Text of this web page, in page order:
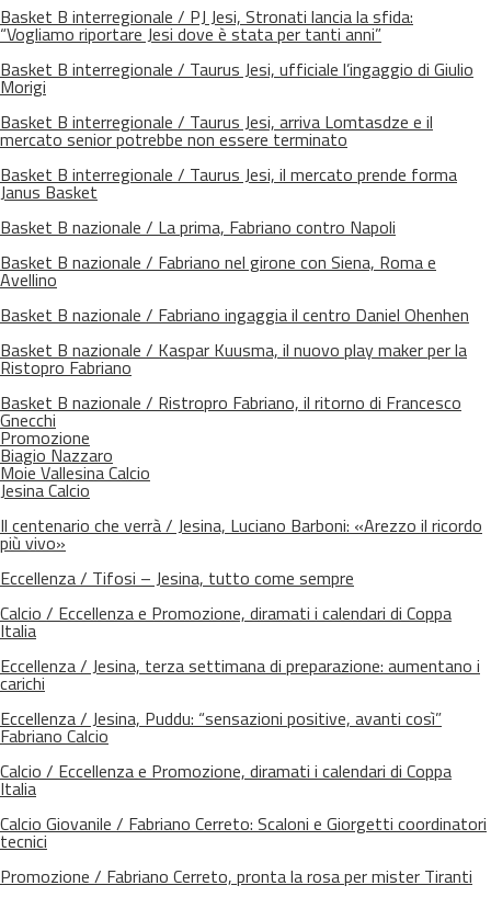
Basket B interregionale / PJ Jesi, Stronati lancia la sfida:
“Vogliamo riportare Jesi dove è stata per tanti anni”
Basket B interregionale / Taurus Jesi, ufficiale l’ingaggio di Giulio
Morigi
Basket B interregionale / Taurus Jesi, arriva Lomtasdze e il
mercato senior potrebbe non essere terminato
Basket B interregionale / Taurus Jesi, il mercato prende forma
Janus Basket
Basket B nazionale / La prima, Fabriano contro Napoli
Basket B nazionale / Fabriano nel girone con Siena, Roma e
Avellino
Basket B nazionale / Fabriano ingaggia il centro Daniel Ohenhen
Basket B nazionale / Kaspar Kuusma, il nuovo play maker per la
Ristopro Fabriano
Basket B nazionale / Ristropro Fabriano, il ritorno di Francesco
Gnecchi
Promozione
Biagio Nazzaro
Moie Vallesina Calcio
Jesina Calcio
Il centenario che verrà / Jesina, Luciano Barboni: «Arezzo il ricordo
più vivo»
Eccellenza / Tifosi – Jesina, tutto come sempre
Calcio / Eccellenza e Promozione, diramati i calendari di Coppa
Italia
Eccellenza / Jesina, terza settimana di preparazione: aumentano i
carichi
Eccellenza / Jesina, Puddu: “sensazioni positive, avanti così”
Fabriano Calcio
Calcio / Eccellenza e Promozione, diramati i calendari di Coppa
Italia
Calcio Giovanile / Fabriano Cerreto: Scaloni e Giorgetti coordinatori
tecnici
Promozione / Fabriano Cerreto, pronta la rosa per mister Tiranti